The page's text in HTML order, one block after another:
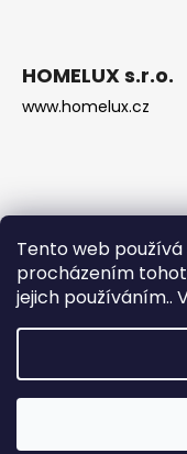
Tento web
procházením
jejich používáním..
HOMELUX s.r.o.
www.homelux.cz
Copyright 2026